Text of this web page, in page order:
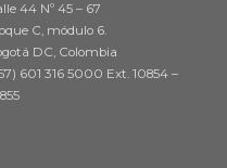
44 Nº 45 – 67
C, módulo 6.
DC, Colombia
601 316 5000 Ext. 10854 –